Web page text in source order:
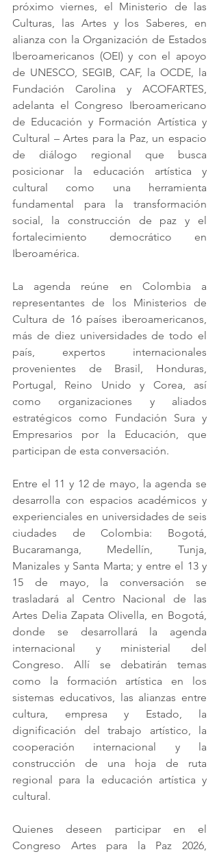
próximo viernes, el Ministerio de las
Culturas, las Artes y los Saberes, en
alianza con la Organización de Estados
Iberoamericanos (OEI) y con el apoyo
de UNESCO, SEGIB, CAF, la OCDE, la
Fundación Carolina y ACOFARTES,
adelanta el Congreso Iberoamericano
de Educación y Formación Artística y
Cultural – Artes para la Paz, un espacio
de diálogo regional que busca
posicionar la educación artística y
cultural como una herramienta
fundamental para la transformación
social, la construcción de paz y el
fortalecimiento democrático en
Iberoamérica.
La agenda reúne en Colombia a
representantes de los Ministerios de
Cultura de 16 países iberoamericanos,
más de diez universidades de todo el
país, expertos internacionales
provenientes de Brasil, Honduras,
Portugal, Reino Unido y Corea, así
como organizaciones y aliados
estratégicos como Fundación Sura y
Empresarios por la Educación, que
participan de esta conversación.
Entre el 11 y 12 de mayo, la agenda se
desarrolla con espacios académicos y
experienciales en universidades de seis
ciudades de Colombia: Bogotá,
Bucaramanga, Medellín, Tunja,
Manizales y Santa Marta; y entre el 13 y
15 de mayo, la conversación se
trasladará al Centro Nacional de las
Artes Delia Zapata Olivella, en Bogotá,
donde se desarrollará la agenda
internacional y ministerial del
Congreso. Allí se debatirán temas
como la formación artística en los
sistemas educativos, las alianzas entre
cultura, empresa y Estado, la
dignificación del trabajo artístico, la
cooperación internacional y la
construcción de una hoja de ruta
regional para la educación artística y
cultural.
Quienes deseen participar en el
Congreso Artes para la Paz 2026,